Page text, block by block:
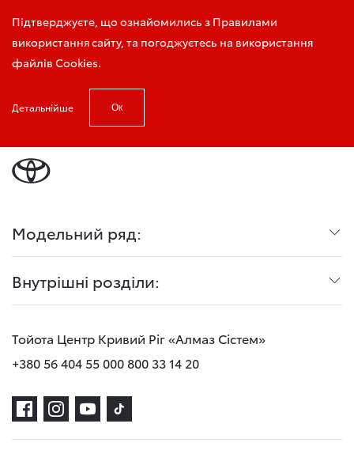
Підтверджуєте, що ознайомились з Правилами
використання сайту, та погоджуєтесь на використання
файлів Cookies.
Детальнійше Ок
Запис на тест-драйв
Головна PrivacyPage
Модельний ряд:
Внутрішні розділи:
Тойота Центр Кривий Ріг «Алмаз Сістем»
+380 56 404 55 000 800 33 14 20